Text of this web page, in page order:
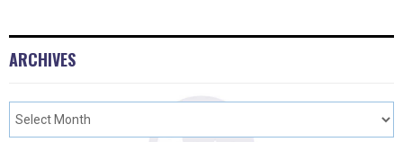
ARCHIVES